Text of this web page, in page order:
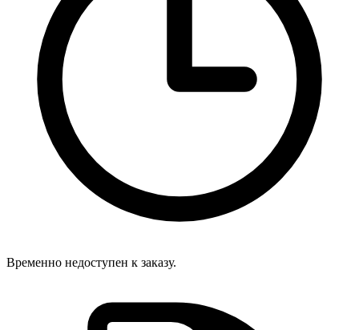
Временно недоступен к заказу.